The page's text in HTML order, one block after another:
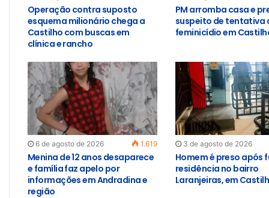
Operação contra suposto
esquema milionário chega a
Castilho com buscas em
clínica e rancho
PM arromba casa e
suspeito de tentativa
feminicídio em
6 de agosto de 2026 1.619
Menina de 12 anos desaparece
e família faz apelo por
informações em Andradina e
região
3 de agosto de 2026
Homem é preso após
residência no bairro
Laranjeiras, em